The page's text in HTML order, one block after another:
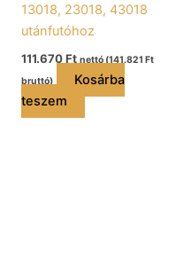
13018, 23018, 43018
utánfutóhoz
111.670Ft nettó (141.821 Ft
bruttó)
Kosárba
teszem